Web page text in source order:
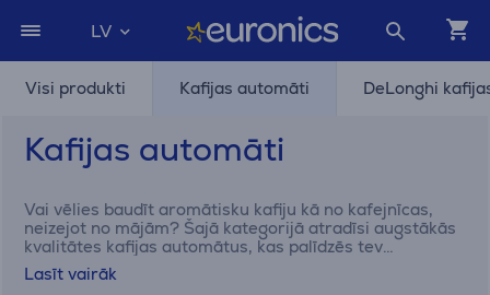
LV
Visi produkti Kafijas automāti DeLonghi
Kafijas automāti
Vai vēlies baudīt aromātisku kafiju kā no kafejnīcas,
neizejot no mājām? Šajā kategorijā atradīsi augstākās
kvalitātes kafijas automātus, kas palīdzēs tev
pagatavot perfekto espresso, kapučīno vai latte ar
vienu pogas spiedienu. Automātiskais kafijas automāts
Lasīt vairāk